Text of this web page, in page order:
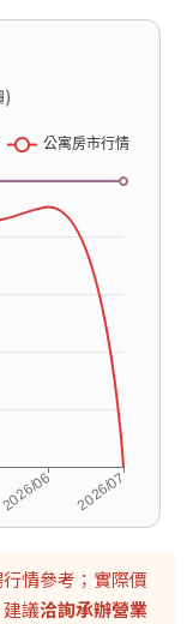
)
情參考；實際價
議洽詢承辦營業